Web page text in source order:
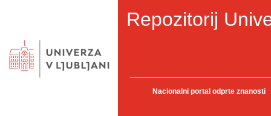
Repozitorij
Nacionalni portal odprte znanosti